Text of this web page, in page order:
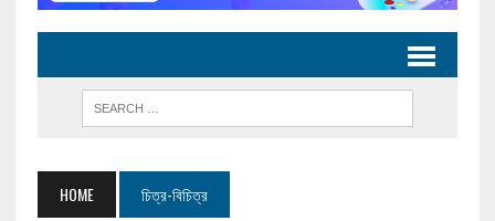
HOME চিত্র-বিচিত্র